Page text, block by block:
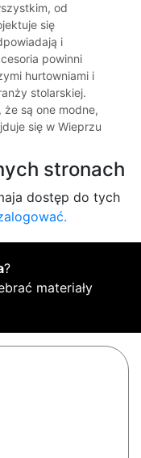
od
się
i
powinni
hurtowniami i
stolarskiej.
są one modne,
się w Wieprzu
stronach
dostęp do tych
?
materiały